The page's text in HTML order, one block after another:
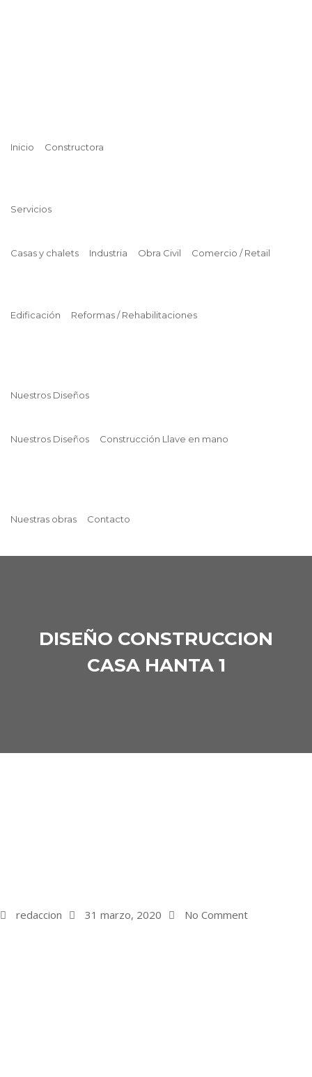
Inicio Constructora
Servicios
Casas y chalets Industria Obra Civil Comercio / Retail
Edificación Reformas / Rehabilitaciones
Nuestros Diseños
Nuestros Diseños Construcción Llave en mano
Nuestras obras Contacto
DISEÑO CONSTRUCCION
CASA HANTA 1
redaccion 31 marzo, 2020 No Comment